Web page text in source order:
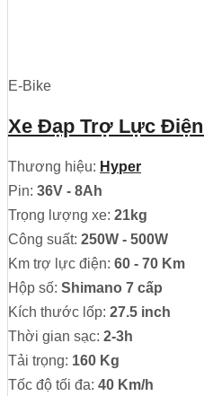
E-Bike
Xe Đạp Trợ Lực
Thương hiệu: Hyper
Pin: 36V - 8Ah
Trọng lượng xe: 21kg
Công suất: 250W - 500W
Km trợ lực điện: 60 - 70 Km
Hộp số: Shimano 7 cấp
Kích thước lốp: 27.5 inch
Thời gian sạc: 2-3h
Tải trọng: 160 Kg
Tốc độ tối đa: 40 Km/h